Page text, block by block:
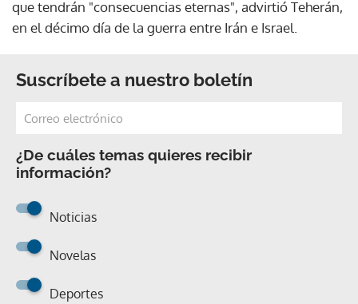
que tendrán "consecuencias eternas", advirtió Teherán,
en el décimo día de la guerra entre Irán e Israel.
Suscríbete a nuestro boletín
¿De cuáles temas quieres recibir
información?
Noticias
Novelas
Deportes